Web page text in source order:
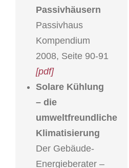
Passivhäusern
Passivhaus
Kompendium
2008, Seite 90-91
[pdf]
Solare Kühlung
– die
umweltfreundliche
Klimatisierung
Der Gebäude-
Energieberater –